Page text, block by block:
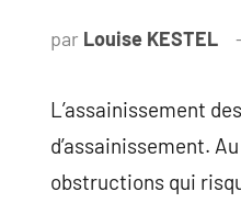
par Louise KESTEL
L’assainissement
d’assainissement.
obstructions qui